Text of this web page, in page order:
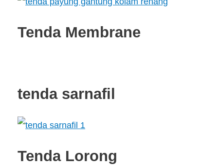
Tenda Membrane
tenda sarnafil
Tenda Lorong